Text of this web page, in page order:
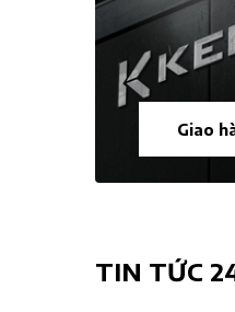
Giao
TIN TỨC